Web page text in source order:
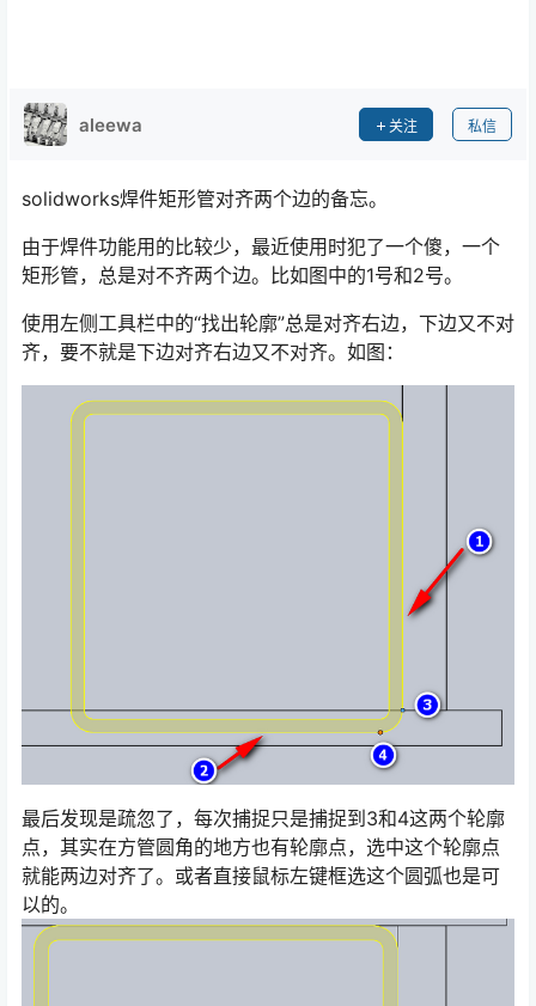
aleewa 关注 私信
solidworks焊件矩形管对齐两个边的备忘。
由于焊件功能用的比较少，最近使用时犯了一个傻，一个
矩形管，总是对不齐两个边。比如图中的1号和2号。
使用左侧工具栏中的“找出轮廓”总是对齐右边，下边又不对
齐，要不就是下边对齐右边又不对齐。如图：
最后发现是疏忽了，每次捕捉只是捕捉到3和4这两个轮廓
点，其实在方管圆角的地方也有轮廓点，选中这个轮廓点
就能两边对齐了。或者直接鼠标左键框选这个圆弧也是可
以的。